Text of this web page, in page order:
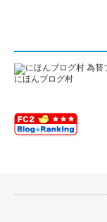
にほんブログ村